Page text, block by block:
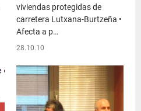
viviendas protegidas de
carretera Lutxana-Burtzeña •
Afecta a p…
28.10.10